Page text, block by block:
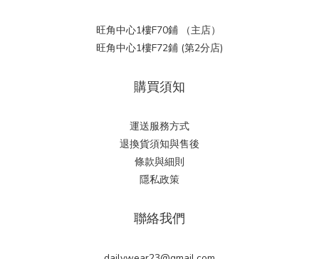
旺角中心1樓F70鋪 （主店）
旺角中心1樓F72鋪 (第2分店)
購買須知
運送服務方式
退換貨須知與售後
條款與細則
隱私政策
聯絡我們